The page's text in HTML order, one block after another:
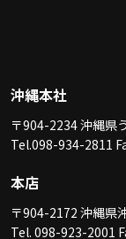
沖縄本社
〒904-2234 沖縄県
Tel.098-934-2811
本店
〒904-2172 沖縄県
Tel. 098-923-2001